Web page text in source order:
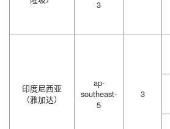
3
印度尼西亚
（雅加达）
ap-
southeast-
5
3